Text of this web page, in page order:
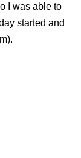
I was able to
started and